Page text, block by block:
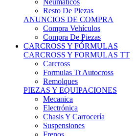
Neumáticos
Resto De Piezas
ANUNCIOS DE COMPRA
Compra Vehículos
Compra De Piezas
CARCROSS Y FÓRMULAS
CARCROSS Y FORMULAS TT
Carcross
Formulas Tt Autocross
Remolques
PIEZAS Y EQUIPACIONES
Mecanica
Electrónica
Chasis Y Carrocería
Suspensiones
Frenos